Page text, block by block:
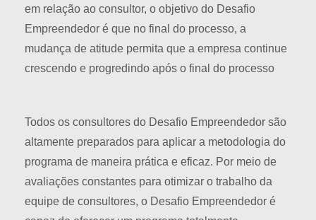
em relação ao consultor, o objetivo do Desafio
Empreendedor é que no final do processo, a
mudança de atitude permita que a empresa continue
crescendo e progredindo após o final do processo
Todos os consultores do Desafio Empreendedor são
altamente preparados para aplicar a metodologia do
programa de maneira prática e eficaz. Por meio de
avaliações constantes para otimizar o trabalho da
equipe de consultores, o Desafio Empreendedor é